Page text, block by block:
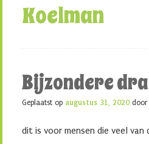
Koelman
Bijzondere
Geplaatst op augustus 31, 2020door
dit is voor mensen die veel van